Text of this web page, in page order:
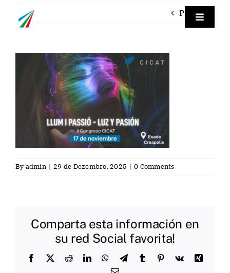
Toggle
Previous
By admin | 29 de Dezembro, 2025 | 0 Comments
Comparta esta información en
su red Social favorita!
Facebook
X RedditLinkedInWhatsApp
TelegramTumblr Pinterest
Vk
Xing
Email